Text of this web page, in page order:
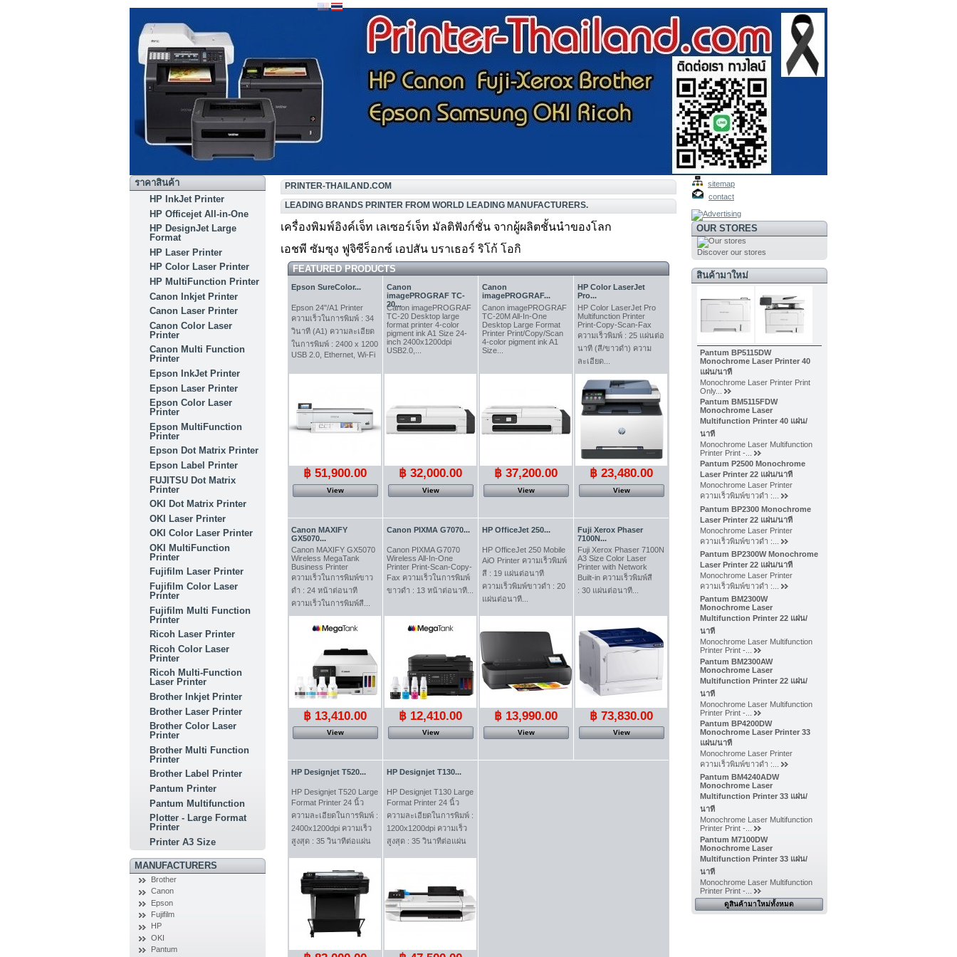
ราคาสินค้า
HP InkJet Printer
HP Officejet All-in-One
HP DesignJet Large
Format
HP Laser Printer
HP Color Laser Printer
HP MultiFunction Printer
Canon Inkjet Printer
Canon Laser Printer
Canon Color Laser
Printer
Canon Multi Function
Printer
Epson InkJet Printer
Epson Laser Printer
Epson Color Laser
Printer
Epson MultiFunction
Printer
Epson Dot Matrix Printer
Epson Label Printer
FUJITSU Dot Matrix
Printer
OKI Dot Matrix Printer
OKI Laser Printer
OKI Color Laser Printer
OKI MultiFunction
Printer
Fujifilm Laser Printer
Fujifilm Color Laser
Printer
Fujifilm Multi Function
Printer
Ricoh Laser Printer
Ricoh Color Laser
Printer
Ricoh Multi-Function
Laser Printer
Brother Inkjet Printer
Brother Laser Printer
Brother Color Laser
Printer
Brother Multi Function
Printer
Brother Label Printer
Pantum Printer
Pantum Multifunction
Plotter - Large Format
Printer
Printer A3 Size
MANUFACTURERS
Brother
Canon
Epson
Fujifilm
HP
OKI
Pantum
PRINTER-THAILAND.COM
LEADING BRANDS PRINTER FROM WORLD LEADING MANUFACTURERS.
เครื่องพิมพ์อิงค์เจ็ท เลเซอร์เจ็ท มัลติฟังก์ชั่น จากผู้ผลิตชั้นนำของโลก
เอชพี ซัมซุง ฟูจิซีร็อกซ์ เอปสัน บราเธอร์ ริโก้ โอกิ
FEATURED PRODUCTS
Epson SureColor...
Epson 24"/A1 Printer
ความเร็วในการพิมพ์ : 34
วินาที (A1) ความละเอียด
ในการพิมพ์ : 2400 x 1200
USB 2.0, Ethernet, Wi-Fi
฿ 51,900.00
View
Canon
imagePROGRAF TC-
20...
Canon imagePROGRAF
TC-20 Desktop large
format printer 4-color
pigment ink A1 Size 24-
inch 2400x1200dpi
USB2.0,...
฿ 32,000.00
View
Canon
imagePROGRAF...
Canon imagePROGRAF
TC-20M All-In-One
Desktop Large Format
Printer Print/Copy/Scan
4-color pigment ink A1
Size...
฿ 37,200.00
View
HP Color LaserJet
Pro...
HP Color LaserJet Pro
Multifunction Printer
Print-Copy-Scan-Fax
ความเร็วพิมพ์ : 25 แผ่นต่อ
นาที (สี/ขาวดำ) ความ
ละเอียด...
฿ 23,480.00
View
Canon MAXIFY
GX5070...
Canon MAXIFY GX5070
Wireless MegaTank
Business Printer
ความเร็วในการพิมพ์ขาว
ดำ : 24 หน้าต่อนาที
ความเร็วในการพิมพ์สี...
฿ 13,410.00
View
Canon PIXMA G7070...
Canon PIXMA G7070
Wireless All-In-One
Printer Print-Scan-Copy-
Fax ความเร็วในการพิมพ์
ขาวดำ : 13 หน้าต่อนาที...
฿ 12,410.00
View
HP OfficeJet 250...
HP OfficeJet 250 Mobile
AiO Printer ความเร็วพิมพ์
สี : 19 แผ่นต่อนาที
ความเร็วพิมพ์ขาวดำ : 20
แผ่นต่อนาที...
฿ 13,990.00
View
Fuji Xerox Phaser
7100N...
Fuji Xerox Phaser 7100N
A3 Size Color Laser
Printer with Network
Built-in ความเร็วพิมพ์สี
: 30 แผ่นต่อนาที...
฿ 73,830.00
View
HP Designjet T520...
HP Designjet T520 Large
Format Printer 24 นิ้ว
ความละเอียดในการพิมพ์ :
2400x1200dpi ความเร็ว
สูงสุด : 35 วินาทีต่อแผ่น
HP Designjet T130...
HP Designjet T130 Large
Format Printer 24 นิ้ว
ความละเอียดในการพิมพ์ :
1200x1200dpi ความเร็ว
สูงสุด : 35 วินาทีต่อแผ่น
sitemap
contact
OUR STORES
Discover our stores
สินค้ามาใหม่
Pantum BP5115DW
Monochrome Laser Printer 40
แผ่น/นาที
Monochrome Laser Printer Print
Only...
Pantum BM5115FDW
Monochrome Laser
Multifunction Printer 40 แผ่น/
นาที
Monochrome Laser Multifunction
Printer Print -...
Pantum P2500 Monochrome
Laser Printer 22 แผ่น/นาที
Monochrome Laser Printer
ความเร็วพิมพ์ขาวดำ :...
Pantum BP2300 Monochrome
Laser Printer 22 แผ่น/นาที
Monochrome Laser Printer
ความเร็วพิมพ์ขาวดำ :...
Pantum BP2300W Monochrome
Laser Printer 22 แผ่น/นาที
Monochrome Laser Printer
ความเร็วพิมพ์ขาวดำ :...
Pantum BM2300W
Monochrome Laser
Multifunction Printer 22 แผ่น/
นาที
Monochrome Laser Multifunction
Printer Print -...
Pantum BM2300AW
Monochrome Laser
Multifunction Printer 22 แผ่น/
นาที
Monochrome Laser Multifunction
Printer Print -...
Pantum BP4200DW
Monochrome Laser Printer 33
แผ่น/นาที
Monochrome Laser Printer
ความเร็วพิมพ์ขาวดำ :...
Pantum BM4240ADW
Monochrome Laser
Multifunction Printer 33 แผ่น/
นาที
Monochrome Laser Multifunction
Printer Print -...
Pantum M7100DW
Monochrome Laser
Multifunction Printer 33 แผ่น/
นาที
Monochrome Laser Multifunction
Printer Print -...
ดูสินค้ามาใหม่ทั้งหมด